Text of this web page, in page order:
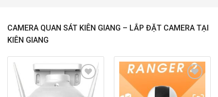
CAMERA QUAN SÁT KIÊN GIANG – LẮP ĐẶT CAMERA TẠI
KIÊN GIANG
Add to
wishlist
Add to
wishlist